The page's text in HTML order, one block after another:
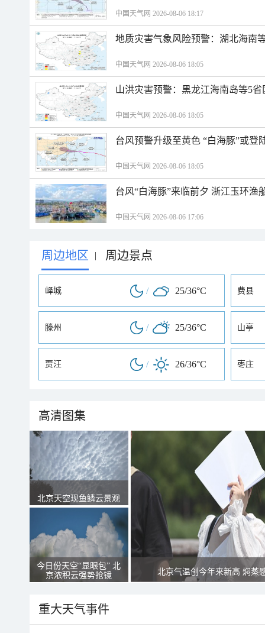
中国天气网 2026-08-06 18:17
地质灾害气象风险预警：湖北海南
中国天气网 2026-08-06 18:05
山洪灾害预警：黑龙江海南岛等5
中国天气网 2026-08-06 18:05
台风预警升级至黄色 “白海豚”或登
中国天气网 2026-08-06 18:05
台风“白海豚”来临前夕 浙江玉环渔
中国天气网 2026-08-06 17:06
周边地区 | 周边景点
峄城 / 25/36°C 费县
滕州 / 25/36°C 山亭
贾汪 / 26/36°C 枣庄
高清图集
北京天空现鱼鳞云景观
今日份天空“显眼包” 北
京浓积云强势抢镜
北京气温创今年来新高 焖蒸
重大天气事件